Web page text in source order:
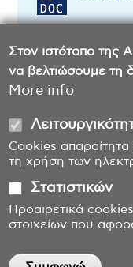
Στον ιστότοπο της
να βελτιώσουμε τη
More info
Cookies απαραίτητα
τη χρήση των
Στατιστικών
Προαιρετικά
στοιχείων που